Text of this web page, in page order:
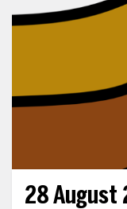
28 August